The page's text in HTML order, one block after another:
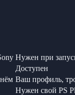
Нужен при
Доступен
Ваш профиль,
Нужен свой PS